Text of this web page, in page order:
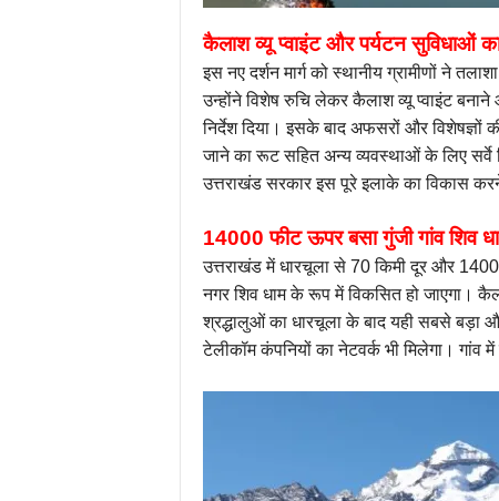
कैलाश व्यू प्वाइंट और पर्यटन सुविधाओं का
इस नए दर्शन मार्ग को स्थानीय ग्रामीणों ने
उन्होंने विशेष रुचि लेकर कैलाश व्यू प्वाइंट
निर्देश दिया। इसके बाद अफसरों और विशेषज्ञों
जाने का रूट सहित अन्य व्यवस्थाओं के लिए
उत्तराखंड सरकार इस पूरे इलाके का विकास
14000 फीट ऊपर बसा गुंजी गांव शिव
उत्तराखंड में धारचूला से 70 किमी दूर और
नगर शिव धाम के रूप में विकसित हो जाएगा।
श्रद्धालुओं का धारचूला के बाद यही सबसे बड़ा
टेलीकॉम कंपनियों का नेटवर्क भी मिलेगा। गांव में